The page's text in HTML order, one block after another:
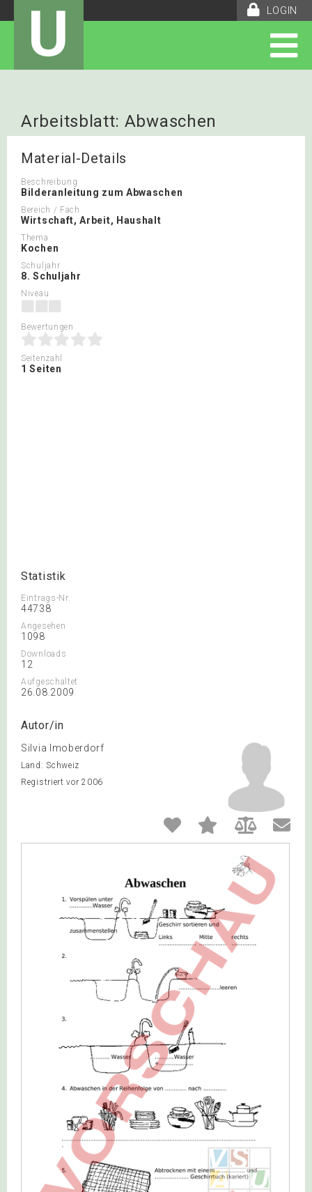
LOGIN
U
Arbeitsblatt: Abwaschen
Material-Details
Beschreibung
Bilderanleitung zum Abwaschen
Bereich / Fach
Wirtschaft, Arbeit, Haushalt
Thema
Kochen
Schuljahr
8. Schuljahr
Niveau
Bewertungen
Seitenzahl
1 Seiten
Statistik
Eintrags-Nr.
44738
Angesehen
1098
Downloads
12
Aufgeschaltet
26.08.2009
Autor/in
Silvia Imoberdorf
Land: Schweiz
Registriert vor 2006